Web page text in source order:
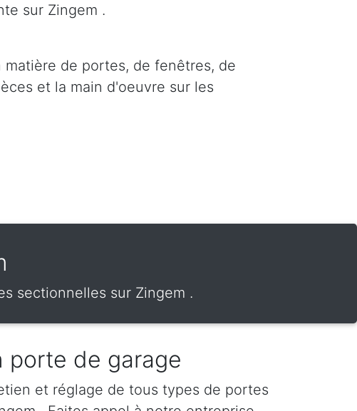
sur Zingem .
de portes, de fenêtres, de
et la main d'oeuvre sur les
sectionnelles sur Zingem .
porte de garage
et réglage de tous types de portes